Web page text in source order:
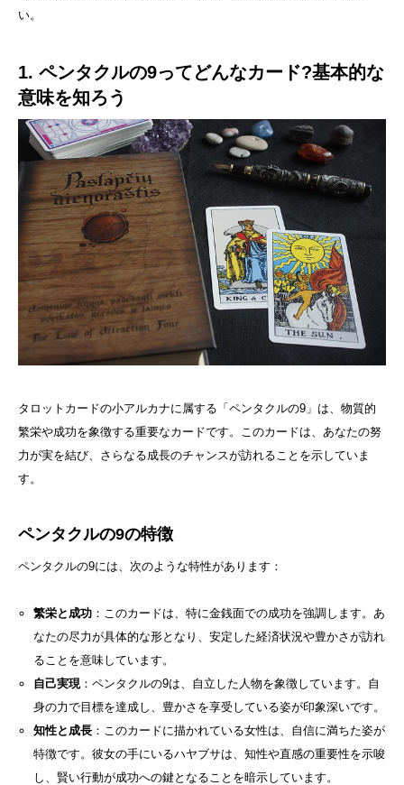
い。
1. ペンタクルの9ってどんなカード?基本的な
意味を知ろう
タロットカードの小アルカナに属する「ペンタクルの9」は、物質的
繁栄や成功を象徴する重要なカードです。このカードは、あなたの努
力が実を結び、さらなる成長のチャンスが訪れることを示していま
す。
ペンタクルの9の特徴
ペンタクルの9には、次のような特性があります：
繁栄と成功：このカードは、特に金銭面での成功を強調します。あ
なたの尽力が具体的な形となり、安定した経済状況や豊かさが訪れ
ることを意味しています。
自己実現：ペンタクルの9は、自立した人物を象徴しています。自
身の力で目標を達成し、豊かさを享受している姿が印象深いです。
知性と成長：このカードに描かれている女性は、自信に満ちた姿が
特徴です。彼女の手にいるハヤブサは、知性や直感の重要性を示唆
し、賢い行動が成功への鍵となることを暗示しています。